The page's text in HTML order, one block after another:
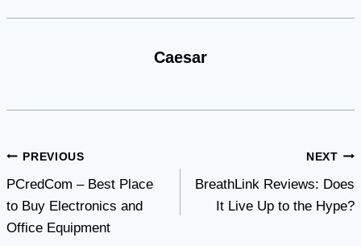
Caesar
Post
navigation
PREVIOUS
PCredCom – Best Place
to Buy Electronics and
Office Equipment
NEXT
BreathLink Reviews: Does
It Live Up to the Hype?